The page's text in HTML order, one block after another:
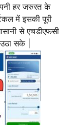
हर जरुरत के
में इसकी पूरी
से एचडीएफसी
सके |